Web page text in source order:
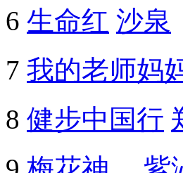
6 生命红 沙泉
7 我的老师妈
8 健步中国行